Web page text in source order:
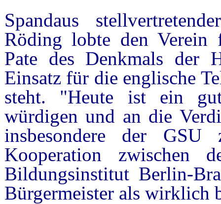
Spandaus
Röding lobte den Verein
Pate des Denkmals der
Einsatz für die englische
steht. "Heute ist ein
würdigen und an die
insbesondere der
Kooperation zwischen
Bildungsinstitut Berlin-
Bürgermeister als wirklich